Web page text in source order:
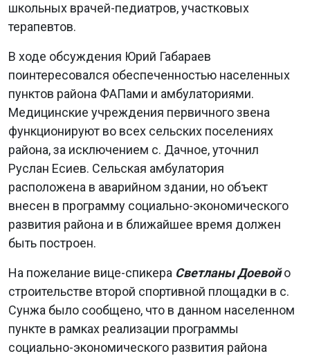
школьных врачей-педиатров, участковых
терапевтов.
В ходе обсуждения Юрий Габараев
поинтересовался обеспеченностью населенных
пунктов района ФАПами и амбулаториями.
Медицинские учреждения первичного звена
функционируют во всех сельских поселениях
района, за исключением с. Дачное, уточнил
Руслан Есиев. Сельская амбулатория
расположена в аварийном здании, но объект
внесен в программу социально-экономического
развития района и в ближайшее время должен
быть построен.
На пожелание вице-спикера Светланы Доевойо
строительстве второй спортивной площадки в с.
Сунжа было сообщено, что в данном населенном
пункте в рамках реализации программы
социально-экономического развития района